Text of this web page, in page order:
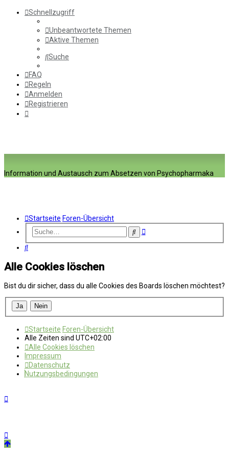
Schnellzugriff
Unbeantwortete Themen
Aktive Themen
Suche
FAQ
Regeln
Anmelden
Registrieren
Information und Austausch zum Absetzen von Psychopharmaka
Startseite Foren-Übersicht
SucheErweiterte
Suche
Alle Cookies löschen
Bist du dir sicher, dass du alle Cookies des Boards löschen möchtest?
Startseite Foren-Übersicht
Alle Zeiten sind UTC+02:00
Alle Cookies löschen
Impressum
Datenschutz
Nutzungsbedingungen